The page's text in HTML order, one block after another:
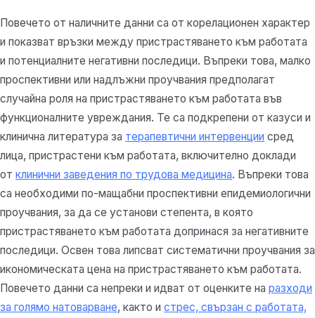
Повечето от наличните данни са от корелационен характер
и показват връзки между пристрастяването към работата
и потенциалните негативни последици. Въпреки това, малко
проспективни или надлъжни проучвания предполагат
случайна роля на пристрастяването към работата във
функционалните увреждания. Те са подкрепени от казуси и
клинична литература за терапевтични интервенции сред
лица, пристрастени към работата, включително доклади
от клинични заведения по трудова медицина. Въпреки това
са необходими по-мащабни проспективни епидемиологични
проучвания, за да се установи степента, в която
пристрастяването към работата допринася за негативните
последици. Освен това липсват систематични проучвания за
икономическата цена на пристрастяването към работата.
Повечето данни са непреки и идват от оценките на разходи
за голямо натоварване, както и стрес, свързан с работата,